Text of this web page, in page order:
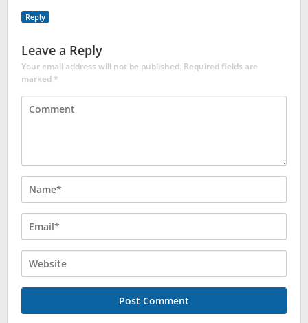
Reply
Leave a Reply
Your email address will not be published. Required fields are
marked*